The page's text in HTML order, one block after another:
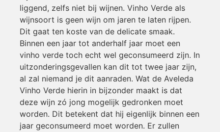
liggend, zelfs niet bij wijnen. Vinho Verde als
wijnsoort is geen wijn om jaren te laten rijpen.
Dit gaat ten koste van de delicate smaak.
Binnen een jaar tot anderhalf jaar moet een
vinho verde toch echt wel geconsumeerd zijn. In
uitzonderingsgevallen kan dit tot twee jaar zijn,
al zal niemand je dit aanraden. Wat de Aveleda
Vinho Verde hierin in bijzonder maakt is dat
deze wijn zó jong mogelijk gedronken moet
worden. Dit betekent dat hij eigenlijk binnen een
jaar geconsumeerd moet worden. Er zullen